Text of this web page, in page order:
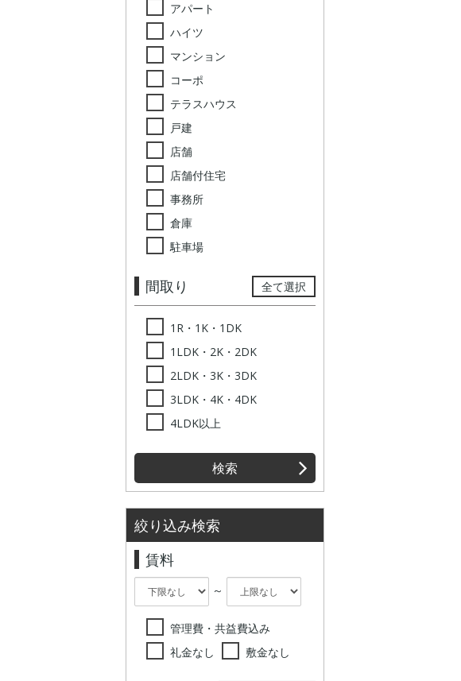
アパート
ハイツ
マンション
コーポ
テラスハウス
戸建
店舗
店舗付住宅
事務所
倉庫
駐車場
間取り 全て選択
1R・1K・1DK
1LDK・2K・2DK
2LDK・3K・3DK
3LDK・4K・4DK
4LDK以上
検索
絞り込み検索
賃料
～
管理費・共益費込み
礼金なし
敷金なし